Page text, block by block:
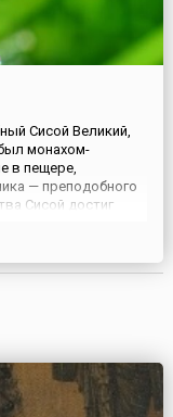
Сисой Великий,
монахом-
в пещере,
— преподобного
Сисой достиг